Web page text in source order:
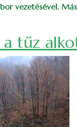
vezetésével.
– irány az
tűz